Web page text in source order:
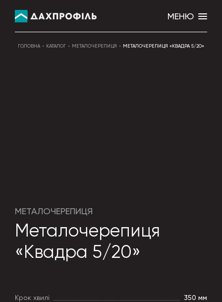
МЕНЮ
ГОЛОВНА КАТАЛОГ МЕТАЛОЧЕРЕПИЦЯ МЕТАЛОЧЕРЕПИЦЯ «КВАДРА 5/20»
МЕТАЛОЧЕРЕПИЦЯ
Металочерепиця
«Квадра 5/20»
Крок хвилі
350 мм